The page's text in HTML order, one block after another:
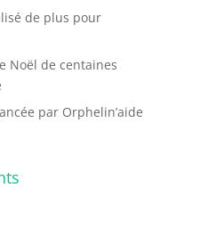
de plus pour
Noël de centaines
par Orphelin’aide